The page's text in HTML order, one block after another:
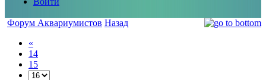
Форум Аквариумистов Назад
«
14
15